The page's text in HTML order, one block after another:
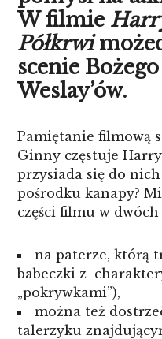
W filmie
Półkrwi
scenie
Weslay’ów.
Pamiętanie filmową
Ginny częstuje
przysiada się do nich
pośrodku kanapy?
części filmu w dwóch
na paterze, którą
babeczki z
„pokrywkami”),
można też
talerzyku